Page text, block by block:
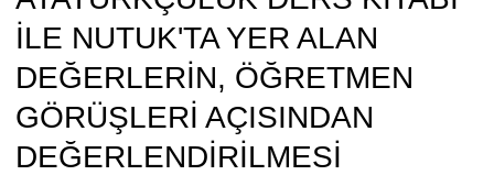
İLE NUTUK'TA YER ALAN
DEĞERLERİN, ÖĞRETMEN
GÖRÜŞLERİ AÇISINDAN
DEĞERLENDİRİLMESİ